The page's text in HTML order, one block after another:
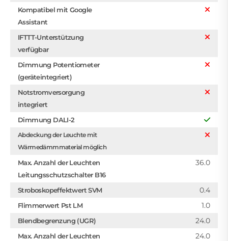
Kompatibel mit Google
Assistant
IFTTT-Unterstützung
verfügbar
Dimmung Potentiometer
(geräteintegriert)
Notstromversorgung
integriert
Dimmung DALI-2
Abdeckung der Leuchte mit
Wärmedämmmaterial möglich
Max. Anzahl der Leuchten
Leitungsschutzschalter B16
36.0
Stroboskopeffektwert SVM 0.4
Flimmerwert Pst LM 1.0
Blendbegrenzung (UGR) 24.0
Max. Anzahl der Leuchten
24.0